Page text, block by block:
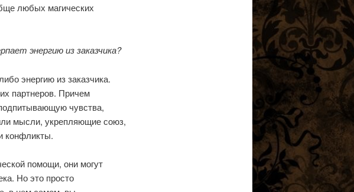
любых магических
энергию из заказчика?
энергию из заказчика.
партнеров. Причем
чувства,
мысли, укрепляющие союз,
конфликты.
помощи, они могут
Но это просто